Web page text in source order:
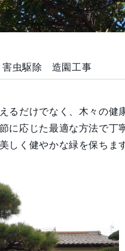
害虫駆除 造園工事
るだけでなく、木々の健
に応じた最適な方法で丁
しく健やかな緑を保ちま